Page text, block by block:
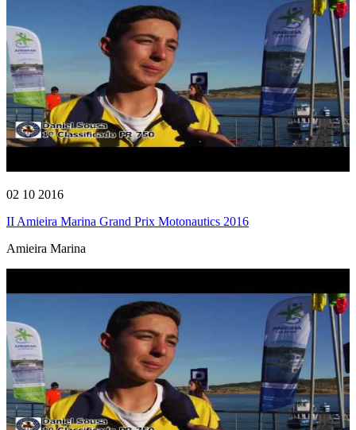
02 10 2016
II Amieira Marina Grand Prix Motonautics 2016
Amieira Marina